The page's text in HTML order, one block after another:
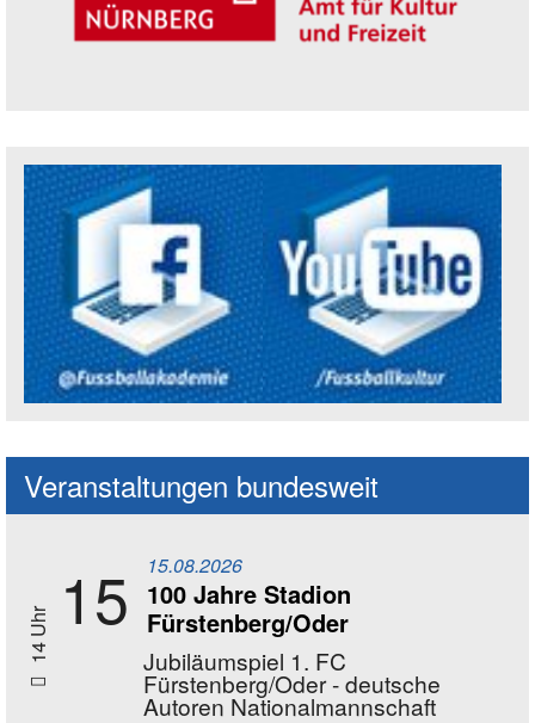
Veranstaltungen bundesweit
14 Uhr 15 15.08.2026
100 Jahre Stadion
Fürstenberg/Oder
Jubiläumspiel 1. FC
Fürstenberg/Oder - deutsche
Autoren Nationalmannschaft